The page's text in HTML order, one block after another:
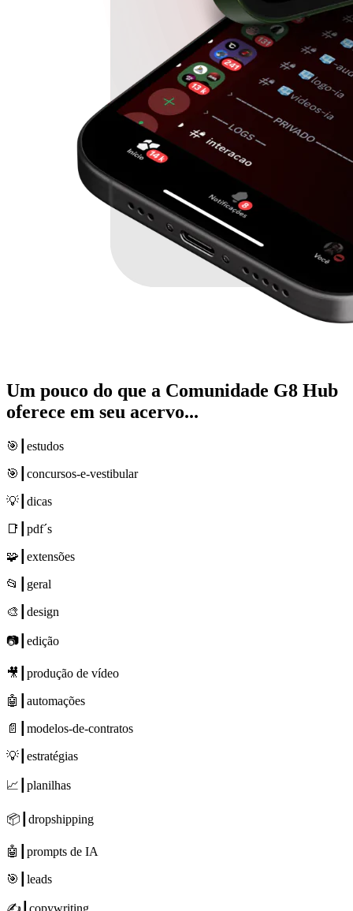
Um pouco do que a Comunidade G8 Hub
oferece em seu acervo...
🎯┃estudos
🎯┃concursos-e-vestibular
💡┃dicas
📑┃pdf´s
🧩┃extensões
📂┃geral
🎨┃design
📷┃edição
🎥┃produção de vídeo
🤖┃automações
📄┃modelos-de-contratos
💡┃estratégias
📈┃planilhas
📦┃dropshipping
🤖┃prompts de IA
🎯┃leads
✍┃copywriting